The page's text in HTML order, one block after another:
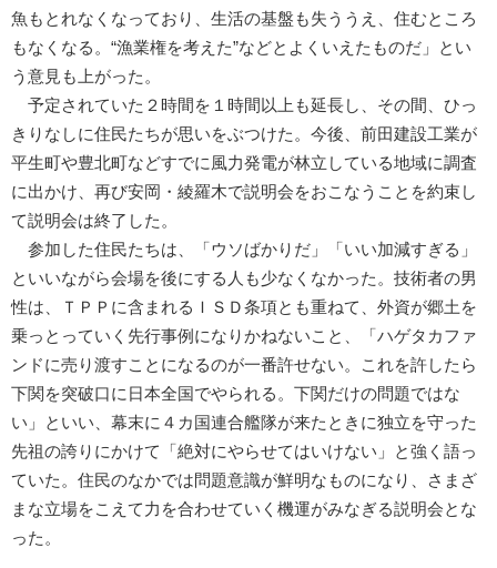
魚もとれなくなっており、生活の基盤も失ううえ、住むところ
もなくなる。“漁業権を考えた”などとよくいえたものだ」とい
う意見も上がった。
予定されていた２時間を１時間以上も延長し、その間、ひっ
きりなしに住民たちが思いをぶつけた。今後、前田建設工業が
平生町や豊北町などすでに風力発電が林立している地域に調査
に出かけ、再び安岡・綾羅木で説明会をおこなうことを約束し
て説明会は終了した。
参加した住民たちは、「ウソばかりだ」「いい加減すぎる」
といいながら会場を後にする人も少なくなかった。技術者の男
性は、ＴＰＰに含まれるＩＳＤ条項とも重ねて、外資が郷土を
乗っとっていく先行事例になりかねないこと、「ハゲタカファ
ンドに売り渡すことになるのが一番許せない。これを許したら
下関を突破口に日本全国でやられる。下関だけの問題ではな
い」といい、幕末に４カ国連合艦隊が来たときに独立を守った
先祖の誇りにかけて「絶対にやらせてはいけない」と強く語っ
ていた。住民のなかでは問題意識が鮮明なものになり、さまざ
まな立場をこえて力を合わせていく機運がみなぎる説明会とな
った。